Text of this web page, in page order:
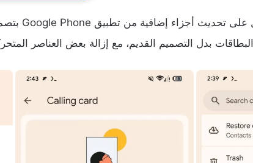
بدل التصميم القديم، مع إزالة بعض العناصر